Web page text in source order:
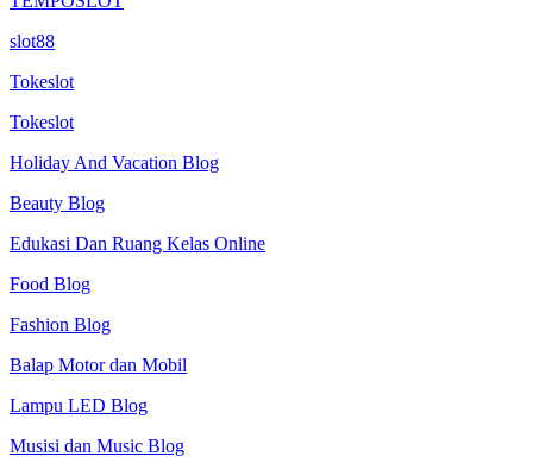
slot88
Tokeslot
Tokeslot
Holiday And Vacation Blog
Beauty Blog
Edukasi Dan Ruang Kelas Online
Food Blog
Fashion Blog
Balap Motor dan Mobil
Lampu LED Blog
Musisi dan Music Blog